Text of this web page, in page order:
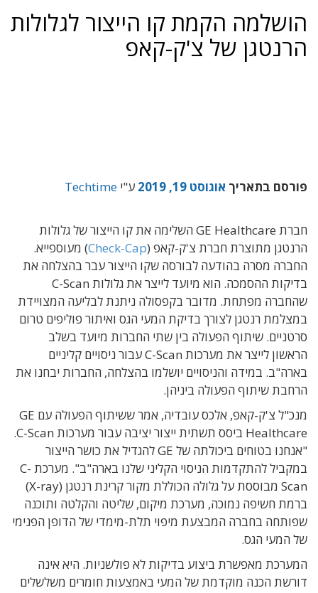
הושלמה הקמת קו הייצור לגלולות
הרנטגן של צ'ק-קאפ
פורסם בתאריך אוגוסט 19, 2019 ע"י Techtime
חברת GE Healthcare השלימה את קו הייצור של גלולות
הרנטגן מתוצרת חברת צ'ק-קאפ (Check-Cap) מעוספייא.
החברה מסרה בהודעה לבורסה שקו הייצור עבר בהצלחה את
בדיקות ההסמכה. הוא מיועד לייצר את גלולות C-Scan
שהחברה מפתחת. מדובר בקפסולה ניתנת לבליעה המצויידת
במצלמת רנטגן לצורך בדיקת המעי הגס ואיתור פוליפים טרום
סרטניים. שיתוף הפעולה בין שתי החברות מיועד בשלב
הראשון לייצר את מערכות C-Scan עבור ניסויים קליניים
בארה"ב. במידה והניסויים יושלמו בהצלחה, החברות יבחנו את
הרחבת שיתוף הפעולה ביניהן.
מנכ"ל צ'ק-קאפ, אלכס עובדיה, אמר ששיתוף הפעולה עם GE
Healthcare ביסס תשתית ייצור יציבה עבור מערכות C-Scan.
"אנחנו בטוחים ביכולתה של GE להגדיל את כושר הייצור
במקביל להתקדמות הניסוי הקליני שלנו בארה"ב". מערכת C-
Scan מבוססת על גלולה הכוללת מקור קרינת רנטגן (X-ray)
ברמת חשיפה נמוכה, מערכת מיקום, שליטה והקלטה ותוכנה
שפותחה בחברה המבצעת מיפוי תלת-מימדי של הדופן הפנימי
של המעי הגס.
המערכת מאפשרת ביצוע בדיקות לא פולשניות. היא אינה
דורשת הכנה מוקדמת של המעי באמצעות חומרים משלשלים